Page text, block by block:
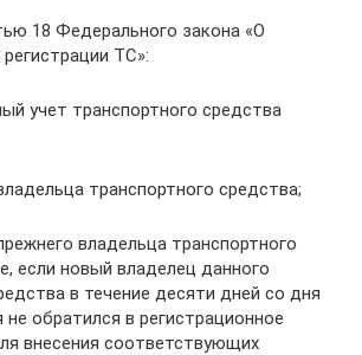
18 Федерального закона «О
ТС»:
учет транспортного средства
транспортного средства;
владельца транспортного
если новый владелец данного
в течение десяти дней со дня
не обратился в регистрационное
внесения соответствующих